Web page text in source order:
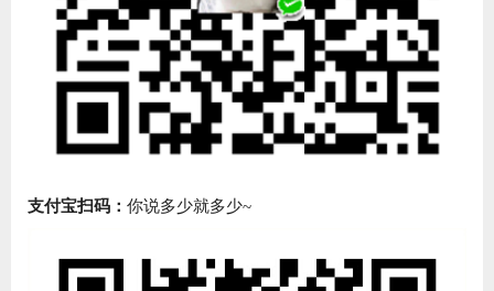
支付宝扫码： 你说多少就多少~